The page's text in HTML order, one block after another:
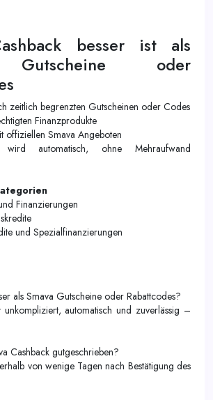
besser ist als
Gutscheine oder
zeitlich begrenzten Gutscheinen oder Codes
Finanzprodukte
offiziellen Smava Angeboten
automatisch, ohne Mehraufwand
Finanzierungen
und Spezialfinanzierungen
als Smava Gutscheine oder Rabattcodes?
unkompliziert, automatisch und zuverlässig –
Cashback gutgeschrieben?
von wenige Tagen nach Bestätigung des